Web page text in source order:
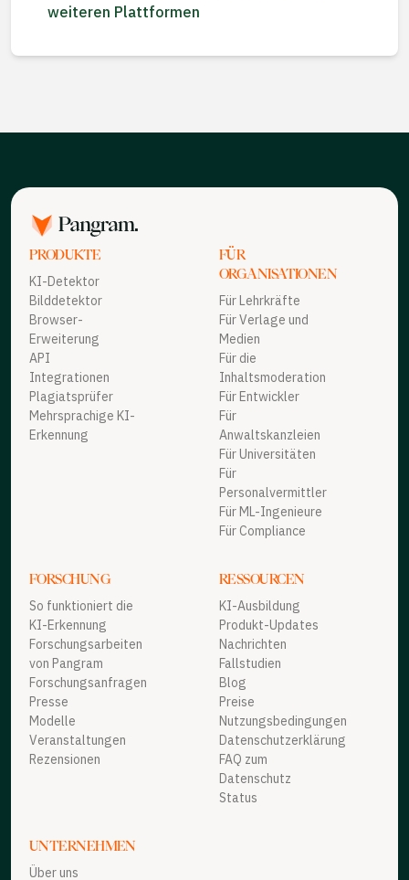
weiteren Plattformen
PRODUKTE
KI-Detektor
Bilddetektor
Browser-
Erweiterung
API
Integrationen
Plagiatsprüfer
Mehrsprachige KI-
Erkennung
FÜR
ORGANISATIONEN
Für Lehrkräfte
Für Verlage und
Medien
Für die
Inhaltsmoderation
Für Entwickler
Für
Anwaltskanzleien
Für Universitäten
Für
Personalvermittler
Für ML-Ingenieure
Für Compliance
FORSCHUNG
So funktioniert die
KI-Erkennung
Forschungsarbeiten
von Pangram
Forschungsanfragen
Presse
Modelle
Veranstaltungen
Rezensionen
RESSOURCEN
KI-Ausbildung
Produkt-Updates
Nachrichten
Fallstudien
Blog
Preise
Nutzungsbedingungen
Datenschutzerklärung
FAQ zum
Datenschutz
Status
UNTERNEHMEN
Über uns